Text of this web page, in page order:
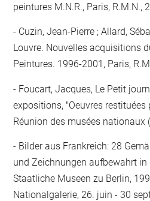
peintures M.N.R., Paris, R.M.N.,
Cuzin, Jean-Pierre ; Allard,
Louvre. Nouvelles acquisitions
Peintures. 1996-2001, Paris,
Foucart, Jacques, Le Petit
expositions, "Oeuvres restituées
Réunion des musées nationaux
Bilder aus Frankreich: 28
und Zeichnungen aufbewahrt in
Staatliche Museen zu Berlin,
Nationalgalerie, 26. juin - 30